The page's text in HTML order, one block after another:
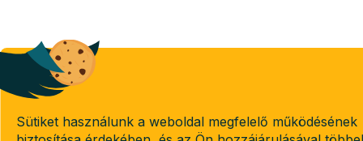
Sütiket használunk a weboldal megfelelő működésének